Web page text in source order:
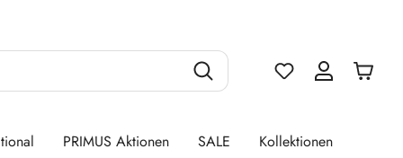
Du hast 0
PRIMUS Aktionen SALE Kollektionen